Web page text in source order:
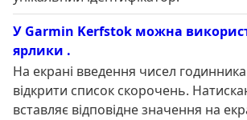
У Garmin Kerfstok можна
ярлики .
На екрані введення чисел
відкрити список скорочень.
вставляє відповідне значення на